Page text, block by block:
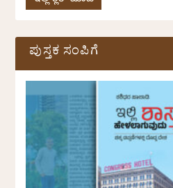
ಪುಸ್ತಕ ಸಂಪಿಗೆ